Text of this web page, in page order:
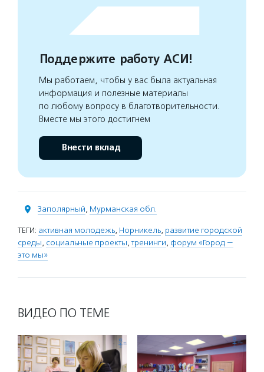
Поддержите работу АСИ!
Мы работаем, чтобы у вас была актуальная
информация и полезные материалы
по любому вопросу в благотворительности.
Вместе мы этого достигнем
Внести вклад
Заполярный, Мурманская обл.
ТЕГИ: активная молодежь, Норникель, развитие городской
среды, социальные проекты,тренинги, форум «Город —
это мы»
ВИДЕО ПО ТЕМЕ